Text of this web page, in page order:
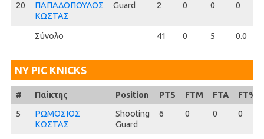
20
20
ΠΑΠΑΔΟΠΟΥΛΟΣ
ΚΩΣΤΑΣ
Guard 2 0 0 0
Σύνολο 41 0 5 0.0
NY PIC KNICKS
#
5
# Παίκτης Position PTS FTM FTA
FT%
5
ΡΩΜΟΣΙΟΣ
ΚΩΣΤΑΣ
Shooting
Guard
6 0 0 0